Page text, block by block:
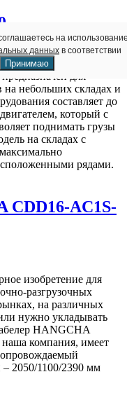
для
на небольших складах и
составляет до
который с
поднимать грузы
на складах с
рядами.
AC1S-
изобретение для
разгрузочных
на различных
нужно укладывать
HANGCHA
компания, имеет
– 2050/1100/2390 мм
на
данных в соответствии
Принимаю